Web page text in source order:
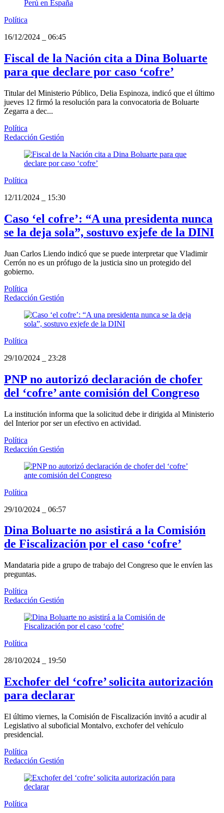
Política
16/12/2024
06:45
Fiscal de la Nación cita a Dina Boluarte
para que declare por caso ‘cofre’
Titular del Ministerio Público, Delia Espinoza, indicó que el último
jueves 12 firmó la resolución para la convocatoria de Boluarte
Zegarra a dec...
Política
Redacción Gestión
Política
12/11/2024
15:30
Caso ‘el cofre’: “A una presidenta nunca
se la deja sola”, sostuvo exjefe de la DINI
Juan Carlos Liendo indicó que se puede interpretar que Vladimir
Cerrón no es un prófugo de la justicia sino un protegido del
gobierno.
Política
Redacción Gestión
Política
29/10/2024
23:28
PNP no autorizó declaración de chofer
del ‘cofre’ ante comisión del Congreso
La institución informa que la solicitud debe ir dirigida al Ministerio
del Interior por ser un efectivo en actividad.
Política
Redacción Gestión
Política
29/10/2024
06:57
Dina Boluarte no asistirá a la Comisión
de Fiscalización por el caso ‘cofre’
Mandataria pide a grupo de trabajo del Congreso que le envíen las
preguntas.
Política
Redacción Gestión
Política
28/10/2024
19:50
Exchofer del ‘cofre’ solicita autorización
para declarar
El último viernes, la Comisión de Fiscalización invitó a acudir al
Legislativo al suboficial Montalvo, exchofer del vehículo
presidencial.
Política
Redacción Gestión
Política